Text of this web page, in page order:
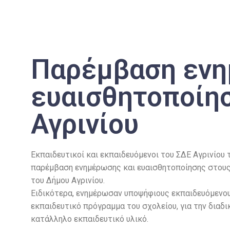
Παρέμβαση
Αγρινίου
Εκπαιδευτικοί και εκπαιδευόμενοι του ΣΔΕ
παρέμβαση ενημέρωσης και ευαισθητοποίησης
του Δήμου Αγρινίου.
Ειδικότερα, ενημέρωσαν υποψήφιους
εκπαιδευτικό πρόγραμμα του σχολείου, για την
κατάλληλο εκπαιδευτικό υλικό.